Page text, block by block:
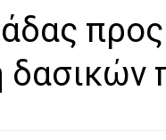
προς
δασικών